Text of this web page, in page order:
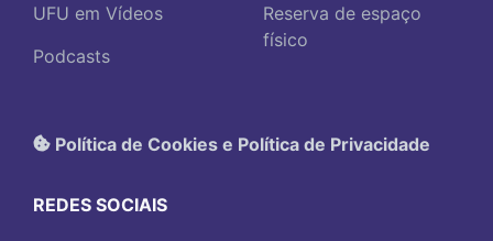
UFU em Vídeos
Podcasts
Reserva de espaço
físico
Política de Cookies e Política de Privacidade
REDES SOCIAIS